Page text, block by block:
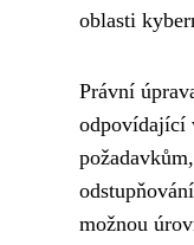
oblasti
Právní
odpovídající
možnou